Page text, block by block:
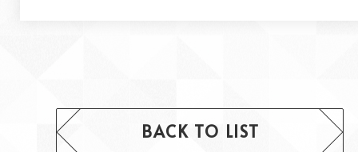
BACK TO LIST